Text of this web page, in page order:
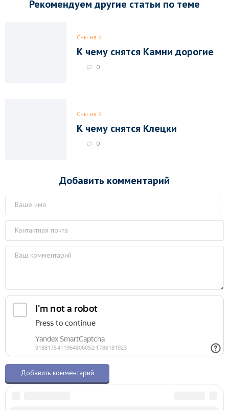
Рекомендуем другие статьи по теме
Сны на К
К чему снятся Камни дорогие
0
Сны на К
К чему снятся Клецки
0
Добавить комментарий